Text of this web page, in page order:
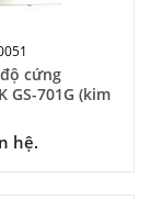
cứng
GS-701G (kim
hệ.